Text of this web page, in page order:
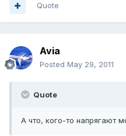
Quote
Avia
Posted May 29, 2011
Quote
А что, кого-то напрягают